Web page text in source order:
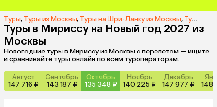
Туры, Туры из Москвы, Туры на Шри-Ланку из Москвы, Туры в Мириссу из Москвы
Туры в Мириссу на Новый год 2027 из
Москвы
Новогодние туры в Мириссу из Москвы с перелетом — ищите
и сравнивайте туры онлайн по всем туроператорам.
Август
147 716 ₽
Сентябрь
143 187 ₽
Октябрь
135 348 ₽
Ноябрь
140 225 ₽
Декабрь
147 977 ₽
148